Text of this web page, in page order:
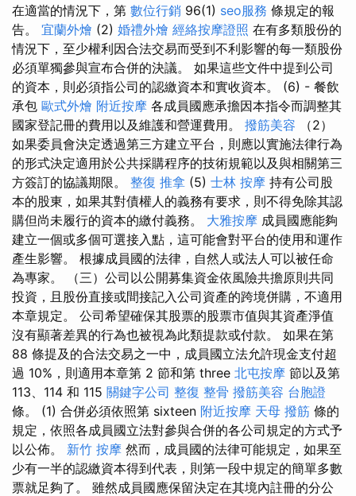
在適當的情況下，第 數位行銷 96(1) seo服務 條規定的報
告。 宜蘭外燴 (2) 婚禮外燴 經絡按摩證照 在有多類股份的
情況下，至少權利因合法交易而受到不利影響的每一類股份
必須單獨參與宣布合併的決議。 如果這些文件中提到公司
的資本，則必須指公司的認繳資本和實收資本。 (6) - 餐飲
承包 歐式外燴 附近按摩 各成員國應承擔因本指令而調整其
國家登記冊的費用以及維護和營運費用。 撥筋美容 （2）
如果委員會決定透過第三方建立平台，則應以實施法律行為
的形式決定適用於公共採購程序的技術規範以及與相關第三
方簽訂的協議期限。 整復 推拿 (5) 士林 按摩 持有公司股
本的股東，如果其對債權人的義務有要求，則不得免除其認
購但尚未履行的資本的繳付義務。 大雅按摩 成員國應能夠
建立一個或多個可選接入點，這可能會對平台的使用和運作
產生影響。 根據成員國的法律，自然人或法人可以被任命
為專家。 （三）公司以公開募集資金依風險共擔原則共同
投資，且股份直接或間接記入公司資產的跨境併購，不適用
本章規定。 公司希望確保其股票的股票市值與其資產淨值
沒有顯著差異的行為也被視為此類提款或付款。 如果在第
88 條提及的合法交易之一中，成員國立法允許現金支付超
過 10%，則適用本章第 2 節和第 three 北屯按摩 節以及第
113、114 和 115 關鍵字公司 整復 整骨 撥筋美容 台胞證
條。 (1) 合併必須依照第 sixteen 附近按摩 天母 撥筋 條的
規定，依照各成員國立法對參與合併的各公司規定的方式予
以公佈。 新竹 按摩 然而，成員國的法律可能規定，如果至
少有一半的認繳資本得到代表，則第一段中規定的簡單多數
票就足夠了。 雖然成員國應保留決定在其境內註冊的分公